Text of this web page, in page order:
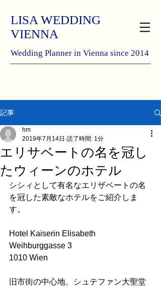
LISA WEDDING
VIENNA
Wedding Planner in Vienna since 2014
記事
エリサベートの名を冠し
たウィーンのホテル
hm
2019年7月14日 読了時間: 1分
シシィとして有名なエリザベートの名
を冠した素敵なホテルをご紹介しま
す。
Hotel Kaiserin Elisabeth
Weihburggasse 3
1010 Wien
旧市街の中心地、シュテファン大聖堂